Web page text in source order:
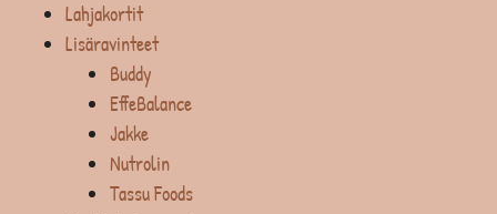
Lahjakortit
Lisäravinteet
Buddy
EffeBalance
Jakke
Nutrolin
Tassu Foods